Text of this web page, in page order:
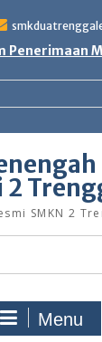
Penerimaan
2
SMKN 2
Menu